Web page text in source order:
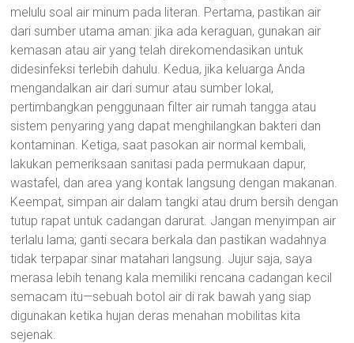
melulu soal air minum pada literan. Pertama, pastikan air
dari sumber utama aman: jika ada keraguan, gunakan air
kemasan atau air yang telah direkomendasikan untuk
didesinfeksi terlebih dahulu. Kedua, jika keluarga Anda
mengandalkan air dari sumur atau sumber lokal,
pertimbangkan penggunaan filter air rumah tangga atau
sistem penyaring yang dapat menghilangkan bakteri dan
kontaminan. Ketiga, saat pasokan air normal kembali,
lakukan pemeriksaan sanitasi pada permukaan dapur,
wastafel, dan area yang kontak langsung dengan makanan.
Keempat, simpan air dalam tangki atau drum bersih dengan
tutup rapat untuk cadangan darurat. Jangan menyimpan air
terlalu lama; ganti secara berkala dan pastikan wadahnya
tidak terpapar sinar matahari langsung. Jujur saja, saya
merasa lebih tenang kala memiliki rencana cadangan kecil
semacam itu—sebuah botol air di rak bawah yang siap
digunakan ketika hujan deras menahan mobilitas kita
sejenak.